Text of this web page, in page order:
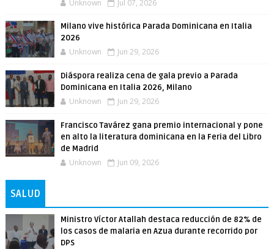
Unknown Jul 07, 2026
Milano vive histórica Parada Dominicana en Italia
2026
Unknown Jun 29, 2026
Diáspora realiza cena de gala previo a Parada
Dominicana en Italia 2026, Milano
Unknown Jun 29, 2026
Francisco Tavárez gana premio internacional y pone
en alto la literatura dominicana en la Feria del Libro
de Madrid
Unknown Jun 09, 2026
SALUD
Ministro Víctor Atallah destaca reducción de 82% de
los casos de malaria en Azua durante recorrido por
DPS